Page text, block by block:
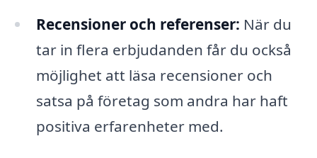
Recensioner och referenser: När du
tar in flera erbjudanden får du också
möjlighet att läsa recensioner och
satsa på företag som andra har haft
positiva erfarenheter med.